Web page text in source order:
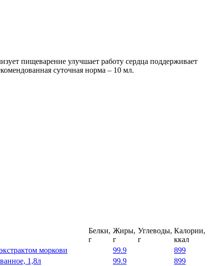
пищеварение улучшает работу сердца поддерживает
суточная норма – 10 мл.
Белки,
г
Жиры,
г
Углеводы,
г
Калории,
ккал
моркови
99.9
899
1,8л
99.9
899